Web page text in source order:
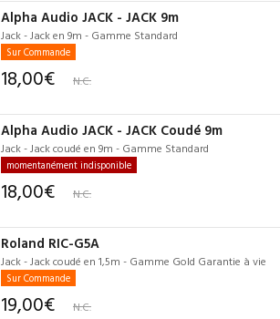
Alpha Audio JACK - JACK 9m
Jack - Jack en 9m - Gamme Standard
Sur Commande
18,00€ N.C.
Alpha Audio JACK - JACK Coudé 9m
Jack - Jack coudé en 9m - Gamme Standard
momentanément indisponible
18,00€ N.C.
Roland RIC-G5A
Jack - Jack coudé en 1,5m - Gamme Gold Garantie à vie
Sur Commande
19,00€ N.C.